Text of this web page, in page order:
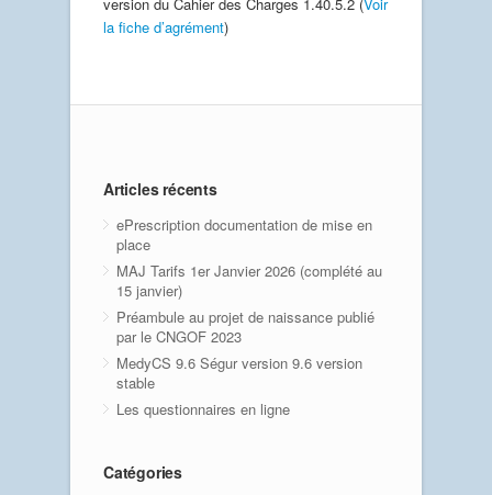
la fiche d’agrément)
Articles récents
ePrescription documentation de mise en
place
MAJ Tarifs 1er Janvier 2026 (complété au
15 janvier)
Préambule au projet de naissance publié
par le CNGOF 2023
MedyCS 9.6 Ségur version 9.6 version
stable
Les questionnaires en ligne
Catégories